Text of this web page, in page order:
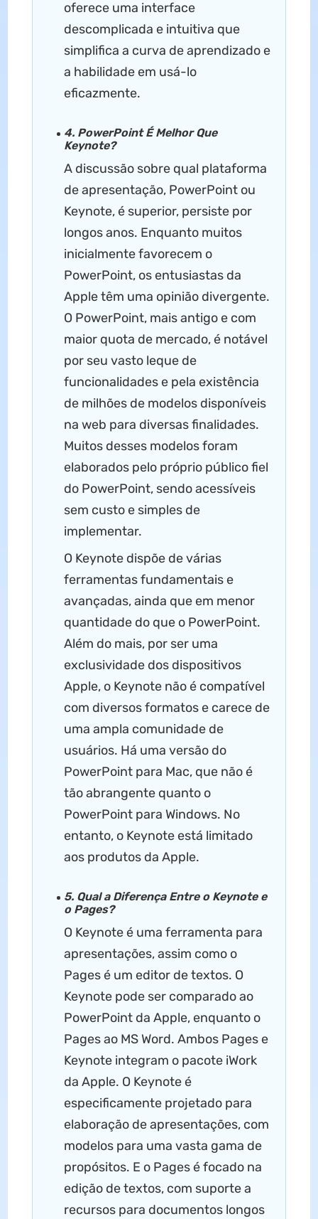
oferece uma interface
descomplicada e intuitiva que
simplifica a curva de aprendizado e
a habilidade em usá-lo
eficazmente.
4. PowerPoint É Melhor Que
Keynote?
A discussão sobre qual plataforma
de apresentação, PowerPoint ou
Keynote, é superior, persiste por
longos anos. Enquanto muitos
inicialmente favorecem o
PowerPoint, os entusiastas da
Apple têm uma opinião divergente.
O PowerPoint, mais antigo e com
maior quota de mercado, é notável
por seu vasto leque de
funcionalidades e pela existência
de milhões de modelos disponíveis
na web para diversas finalidades.
Muitos desses modelos foram
elaborados pelo próprio público fiel
do PowerPoint, sendo acessíveis
sem custo e simples de
implementar.
O Keynote dispõe de várias
ferramentas fundamentais e
avançadas, ainda que em menor
quantidade do que o PowerPoint.
Além do mais, por ser uma
exclusividade dos dispositivos
Apple, o Keynote não é compatível
com diversos formatos e carece de
uma ampla comunidade de
usuários. Há uma versão do
PowerPoint para Mac, que não é
tão abrangente quanto o
PowerPoint para Windows. No
entanto, o Keynote está limitado
aos produtos da Apple.
5. Qual a Diferença Entre o Keynote e
o Pages?
O Keynote é uma ferramenta para
apresentações, assim como o
Pages é um editor de textos. O
Keynote pode ser comparado ao
PowerPoint da Apple, enquanto o
Pages ao MS Word. Ambos Pages e
Keynote integram o pacote iWork
da Apple. O Keynote é
especificamente projetado para
elaboração de apresentações, com
modelos para uma vasta gama de
propósitos. E o Pages é focado na
edição de textos, com suporte a
recursos para documentos longos